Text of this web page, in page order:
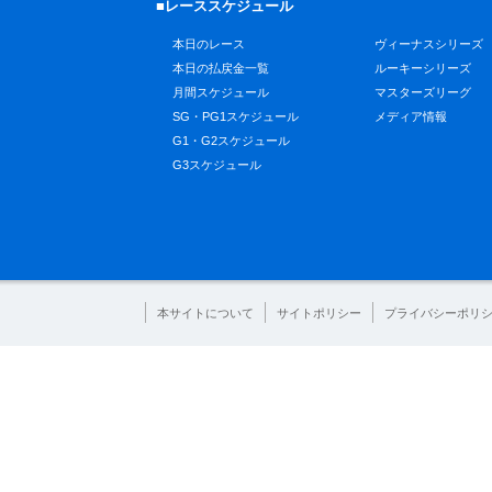
■レーススケジュール
本日のレース
本日の払戻金一覧
月間スケジュール
SG・PG1スケジュール
G1・G2スケジュール
G3スケジュール
ヴィーナスシリーズ
ルーキーシリーズ
マスターズリーグ
メディア情報
本サイトについて サイトポリシー プライバシーポリ